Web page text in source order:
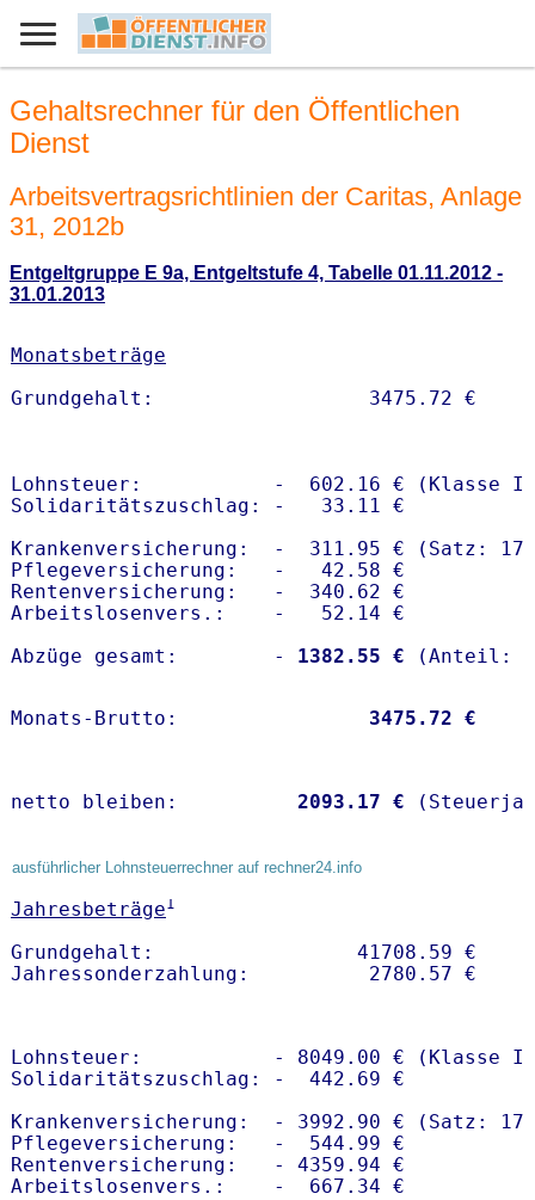
Gehaltsrechner für den Öffentlichen
Dienst
Arbeitsvertragsrichtlinien der Caritas, Anlage
31, 2012b
Entgeltgruppe E 9a, Entgeltstufe 4, Tabelle 01.11.2012 -
31.01.2013
Monatsbeträge
Lohnsteuer:           -  602.16 € (Klasse I)
Solidaritätszuschlag: -   33.11 €
Krankenversicherung:  -  311.95 € (Satz:
Pflegeversicherung:   -   42.58 €
Rentenversicherung:   -  340.62 €
Arbeitslosenvers.:    -   52.14 €
Abzüge gesamt:        -
1382.55 €
Monats-Brutto: 3475.72 €
netto bleiben: 2093.17 €
ausführlicher Lohnsteuerrechner auf rechner24.info
Jahresbeträge1
Grundgehalt:                 41708.59 €
Lohnsteuer:           - 8049.00 € (Klasse I)
Solidaritätszuschlag: -  442.69 €
Krankenversicherung:  - 3992.90 € (Satz:
Pflegeversicherung:   -  544.99 €
Rentenversicherung:   - 4359.94 €
Arbeitslosenvers.:    -  667.34 €